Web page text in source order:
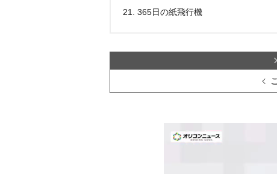
21. 365日の紙飛行機